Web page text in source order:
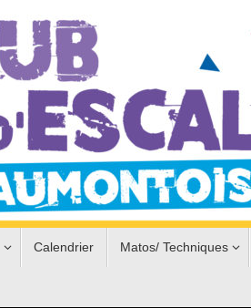
Calendrier Matos/ Techniques